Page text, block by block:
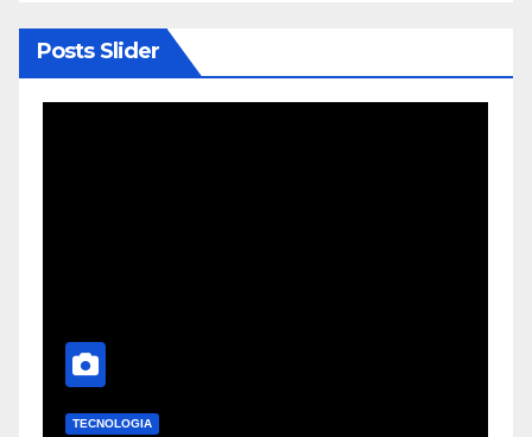
Posts Slider
TECNOLOGIA